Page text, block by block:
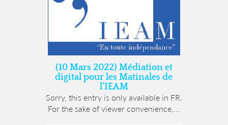
(10 Mars 2022) Médiation et
digital pour les Matinales de
l’IEAM
Sorry, this entry is only available in FR.
For the sake of viewer convenience,...